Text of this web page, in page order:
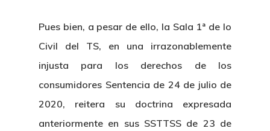
Pues bien, a pesar de ello, la Sala 1ª de lo
Civil del TS, en una irrazonablemente
injusta para los derechos de los
consumidores Sentencia de 24 de julio de
2020, reitera su doctrina expresada
anteriormente en sus SSTTSS de 23 de